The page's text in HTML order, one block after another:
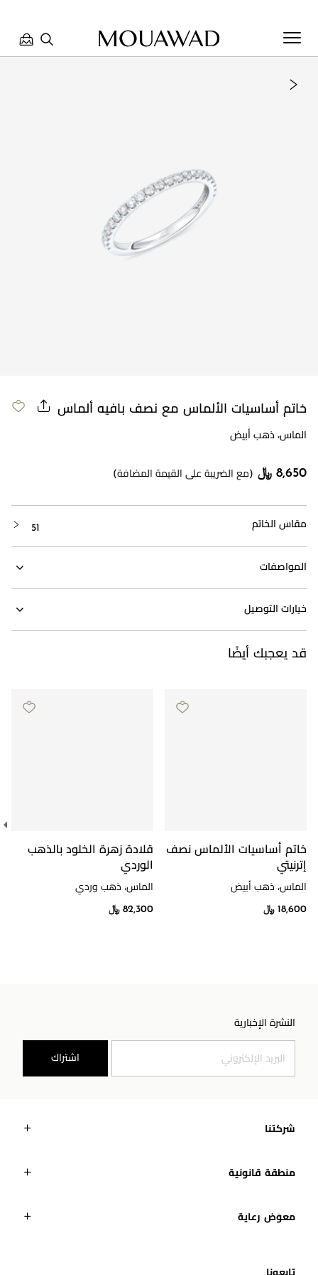
خاتم أساسيات الألماس مع نصف بافيه ألماس
الماس، ذهب أبيض
8,650 ﷼ (مع الضريبة على القيمة المضافة)
مقاس الخاتم 51
المواصفات
خيارات التوصيل
قد يعجبك أيضًا
خاتم أساسيات الألماس نصف
إترنيتي
الماس، ذهب أبيض
18,600 ﷼
قلادة زهرة الخلود بالذهب
الوردي
الماس، ذهب وردي
82,300 ﷼
النشرة الإخبارية
اشتراك
شركتنا
منطقة قانونية
معوَض رعاية